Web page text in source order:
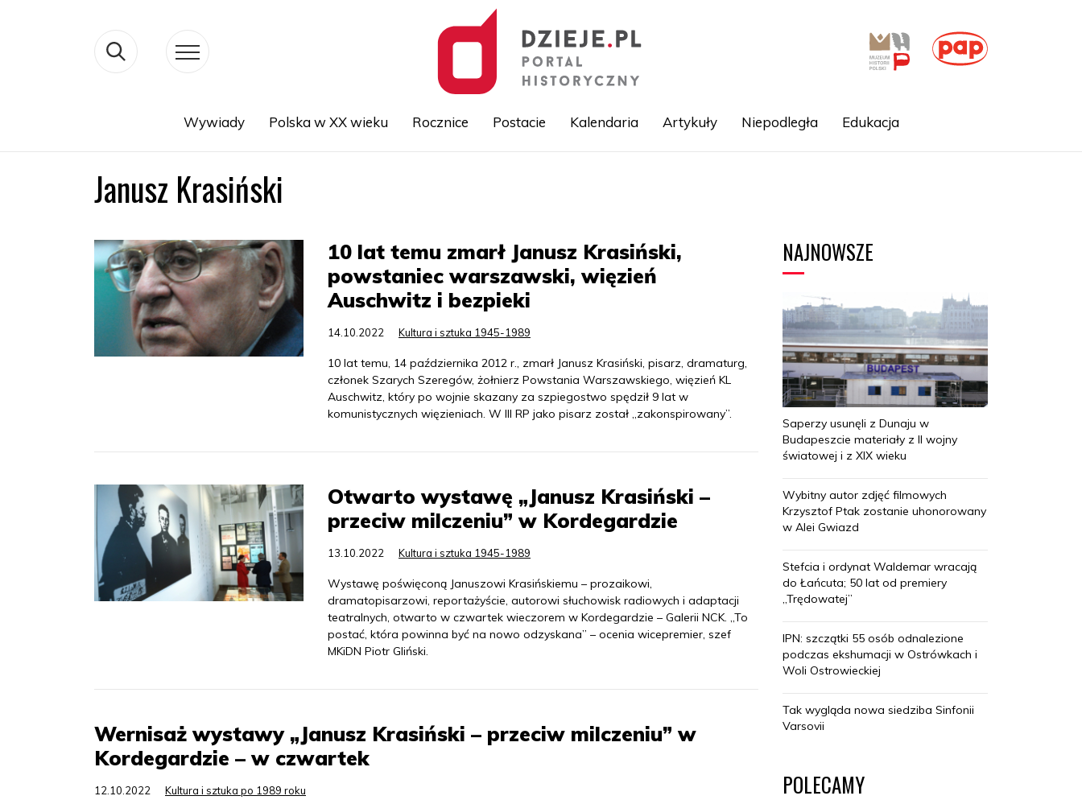
Wywiady Polska w XX wieku Rocznice Postacie Kalendaria Artykuły Niepodległa Edukacja
Janusz Krasiński
10 lat temu zmarł Janusz Krasiński,
powstaniec warszawski, więzień
Auschwitz i bezpieki
14.10.2022 Kultura i sztuka 1945-1989
10 lat temu, 14 października 2012 r., zmarł Janusz Krasiński, pisarz, dramaturg,
członek Szarych Szeregów, żołnierz Powstania Warszawskiego, więzień KL
Auschwitz, który po wojnie skazany za szpiegostwo spędził 9 lat w
komunistycznych więzieniach. W III RP jako pisarz został „zakonspirowany”.
Otwarto wystawę „Janusz Krasiński –
przeciw milczeniu” w Kordegardzie
13.10.2022 Kultura i sztuka 1945-1989
Wystawę poświęconą Januszowi Krasińskiemu – prozaikowi,
dramatopisarzowi, reportażyście, autorowi słuchowisk radiowych i adaptacji
teatralnych, otwarto w czwartek wieczorem w Kordegardzie – Galerii NCK. „To
postać, która powinna być na nowo odzyskana” – ocenia wicepremier, szef
MKiDN Piotr Gliński.
Wernisaż wystawy „Janusz Krasiński – przeciw milczeniu” w
Kordegardzie – w czwartek
12.10.2022 Kultura i sztuka po 1989 roku
NAJNOWSZE
Saperzy usunęli z Dunaju w
Budapeszcie materiały z II wojny
światowej i z XIX wieku
Wybitny autor zdjęć filmowych
Krzysztof Ptak zostanie uhonorowany
w Alei Gwiazd
Stefcia i ordynat Waldemar wracają
do Łańcuta; 50 lat od premiery
„Trędowatej”
IPN: szczątki 55 osób odnalezione
podczas ekshumacji w Ostrówkach i
Woli Ostrowieckiej
Tak wygląda nowa siedziba Sinfonii
Varsovii
POLECAMY